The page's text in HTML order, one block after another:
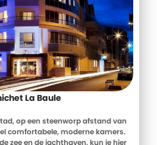
La Baule
op een steenworp afstand van
comfortabele, moderne kamers.
zee en de jachthaven, kun je hier